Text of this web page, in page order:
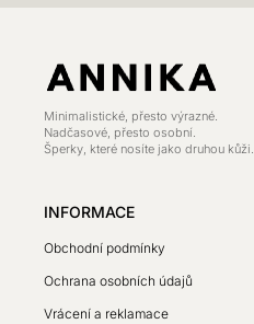
Minimalistické, přesto výrazné.
Nadčasové, přesto osobní.
Šperky, které nosíte jako druhou kůži.
INFORMACE
Obchodní podmínky
Ochrana osobních údajů
Vrácení a reklamace